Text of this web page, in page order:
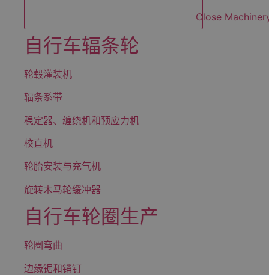
Close
自行车辐条轮
轮毂灌装机
辐条系带
稳定器、缠绕机和预应力机
校直机
轮胎安装与充气机
旋转木马轮缓冲器
自行车轮圈生产
轮圈弯曲
边缘锯和销钉